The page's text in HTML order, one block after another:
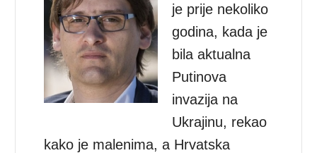
je prije nekoliko
godina, kada je
bila aktualna
Putinova
invazija na
Ukrajinu, rekao
kako je malenima, a Hrvatska